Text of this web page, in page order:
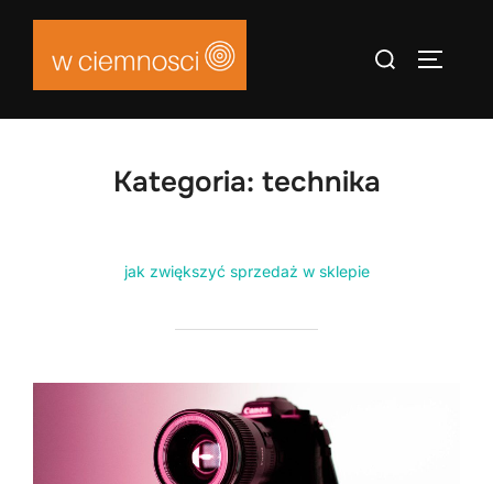
Skip
content
Search
Kategoria: technika
jak zwiększyć sprzedaż w sklepie